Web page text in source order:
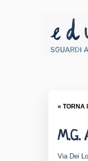
« TORNA
M.G.
Via Dei